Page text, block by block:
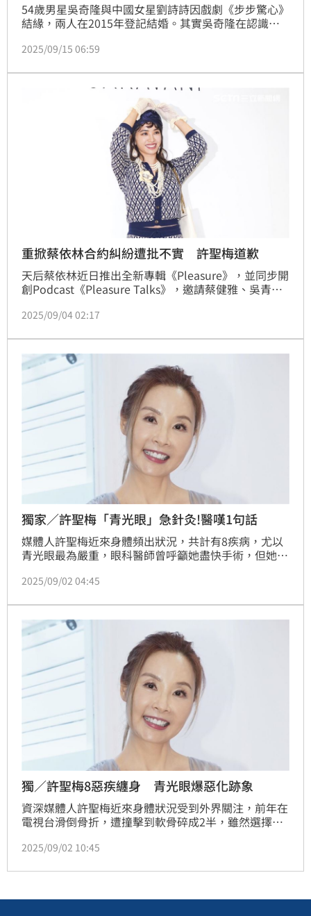
54歲男星吳奇隆與中國女星劉詩詩因戲劇《步步驚心》
結緣，兩人在2015年登記結婚。其實吳奇隆在認識劉
一對戀人，兩人多年後牽手逛街公開戀情。不過這段戀
享，蔡少芬曾痛訴與吳奇隆與情變的「真正原因」，讓
女方非常傷心痛苦。
2025/09/15 06:59
重掀蔡依林合約糾紛遭批不實 許聖梅道歉
天后蔡依林近日推出全新專輯《Pleasure》，並同步開
創Podcast《Pleasure Talks》，邀請蔡健雅、吳青峰
左克蕙發文指出，資深媒體人許聖梅近日所提到蔡依林
2025/09/04 02:17
獨家／許聖梅「青光眼」急針灸!醫嘆1句話
媒體人許聖梅近來身體頻出狀況，共計有8疾病，尤以
青光眼最為嚴重，眼科醫師曾呼籲她盡快手術，但她表
壓，「如果太嚴重，再去開刀。」對此，眼科醫師張聰
時應以西醫為主，中醫為輔，若需手術，就應儘速進
行，否則後果不堪設想。
2025/09/02 04:45
獨／許聖梅8惡疾纏身 青光眼爆惡化跡象
資深媒體人許聖梅近來身體狀況受到外界關注，前年在
電視台滑倒骨折，遭撞擊到軟骨碎成2半，雖然選擇火
最措手不及的就是青光眼，她因用眼過勞，年初發現眼
病況。
2025/09/02 10:45